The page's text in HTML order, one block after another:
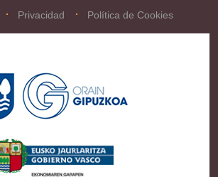
Privacidad Política de Cookies